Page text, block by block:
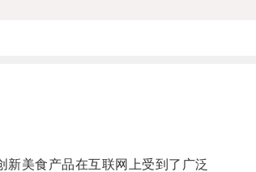
美食产品在互联网上受到了广泛